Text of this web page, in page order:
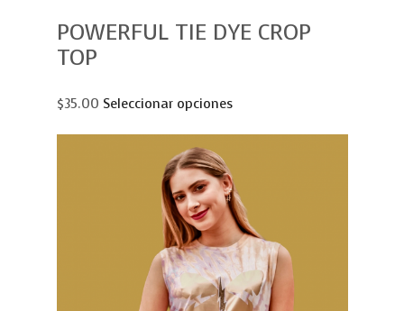
POWERFUL TIE DYE CROP
TOP
$35.00 Seleccionar opciones